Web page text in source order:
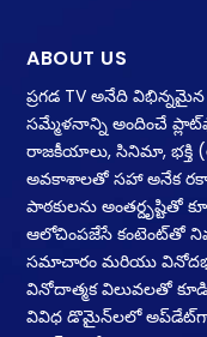
ABOUT US
ప్రగడ TV అనేది
సమ్మేళనాన్ని అందించే
రాజకీయాలు, సినిమా, భక్తి
అవకాశాలతో సహా అనేక
పాఠకులను
ఆలోచింపజేసే కంటెంట్‌తో
సమాచారం మరియు
వినోదాత్మక విలువలతో
వివిధ డొమైన్‌లలో అప్‌డేట్‌గా